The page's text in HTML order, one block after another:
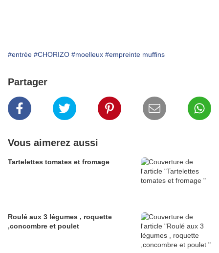
#entrèe #CHORIZO #moelleux #empreinte muffins
Partager
Vous aimerez aussi
Tartelettes tomates et fromage
Roulé aux 3 légumes , roquette
,concombre et poulet